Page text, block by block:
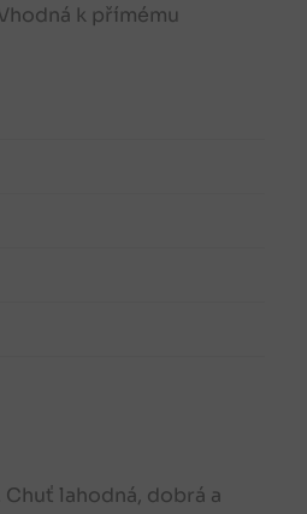
k přímému
lahodná, dobrá a